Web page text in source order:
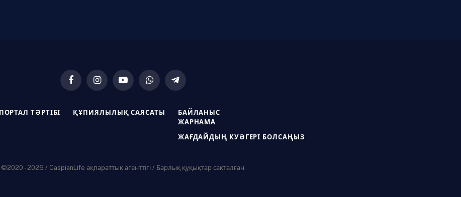
FacebookInstagramYouTubeWhatsAppTelegram
ПОРТАЛ ТӘРТІБІ ҚҰПИЯЛЫЛЫҚ САЯСАТЫ
БАЙЛАНЫС
ЖАРНАМА
ЖАҒДАЙДЫҢ КУӘГЕРІ БОЛСАҢЫЗ
©2020 - 2026 / CaspianLife ақпараттық агенттігі / Барлық құқықтар сақталған.